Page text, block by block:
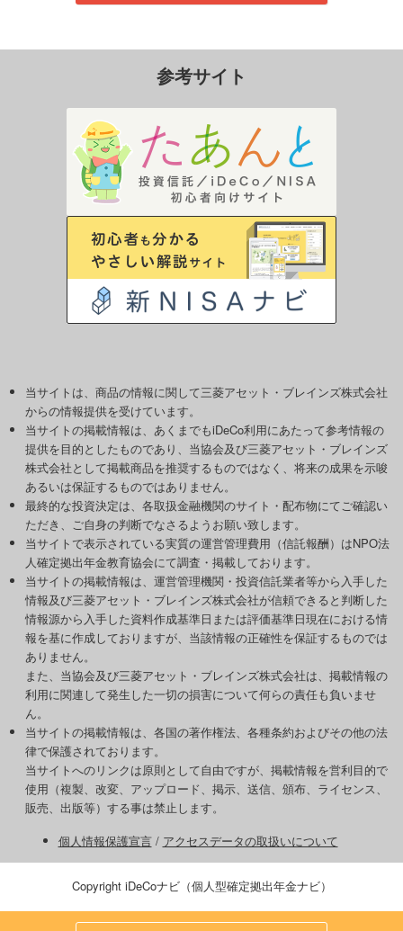
参考サイト
当サイトは、商品の情報に関して三菱アセット・ブレインズ株式会社
からの情報提供を受けています。
当サイトの掲載情報は、あくまでもiDeCo利用にあたって参考情報の
提供を目的としたものであり、当協会及び三菱アセット・ブレインズ
株式会社として掲載商品を推奨するものではなく、将来の成果を示唆
あるいは保証するものではありません。
最終的な投資決定は、各取扱金融機関のサイト・配布物にてご確認い
ただき、ご自身の判断でなさるようお願い致します。
当サイトで表示されている実質の運営管理費用（信託報酬）はNPO法
人確定拠出年金教育協会にて調査・掲載しております。
当サイトの掲載情報は、運営管理機関・投資信託業者等から入手した
情報及び三菱アセット・ブレインズ株式会社が信頼できると判断した
情報源から入手した資料作成基準日または評価基準日現在における情
報を基に作成しておりますが、当該情報の正確性を保証するものでは
ありません。
また、当協会及び三菱アセット・ブレインズ株式会社は、掲載情報の
利用に関連して発生した一切の損害について何らの責任も負いませ
ん。
当サイトの掲載情報は、各国の著作権法、各種条約およびその他の法
律で保護されております。
当サイトへのリンクは原則として自由ですが、掲載情報を営利目的で
使用（複製、改変、アップロード、掲示、送信、頒布、ライセンス、
販売、出版等）する事は禁止します。
個人情報保護宣言/ アクセスデータの取扱いについて
Copyright iDeCoナビ（個人型確定拠出年金ナビ）